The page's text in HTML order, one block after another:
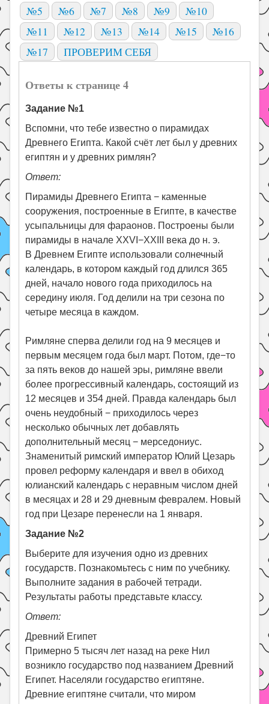
№5
№6 №7 №8 №9
№10
№11
№12 №13 №14 №15
№16
№17
ПРОВЕРИМ СЕБЯ
Ответы к странице 4
Задание №1
Вспомни, что тебе известно о пирамидах
Древнего Египта. Какой счёт лет был у древних
египтян и у древних римлян?
Ответ:
Пирамиды Древнего Египта − каменные
сооружения, построенные в Египте, в качестве
усыпальницы для фараонов. Построены были
пирамиды в начале XXVI−XXIII века до н. э.
В Древнем Египте использовали солнечный
календарь, в котором каждый год длился 365
дней, начало нового года приходилось на
середину июля. Год делили на три сезона по
четыре месяца в каждом.
Римляне сперва делили год на 9 месяцев и
первым месяцем года был март. Потом, где−то
за пять веков до нашей эры, римляне ввели
более прогрессивный календарь, состоящий из
12 месяцев и 354 дней. Правда календарь был
очень неудобный − приходилось через
несколько обычных лет добавлять
дополнительный месяц − мерседониус.
Знаменитый римский император Юлий Цезарь
провел реформу календаря и ввел в обиход
юлианский календарь с неравным числом дней
в месяцах и 28 и 29 дневным февралем. Новый
год при Цезаре перенесли на 1 января.
Задание №2
Выберите для изучения одно из древних
государств. Познакомьтесь с ним по учебнику.
Выполните задания в рабочей тетради.
Результаты работы представьте классу.
Ответ:
Древний Египет
Примерно 5 тысяч лет назад на реке Нил
возникло государство под названием Древний
Египет. Населяли государство египтяне.
Древние египтяне считали, что миром